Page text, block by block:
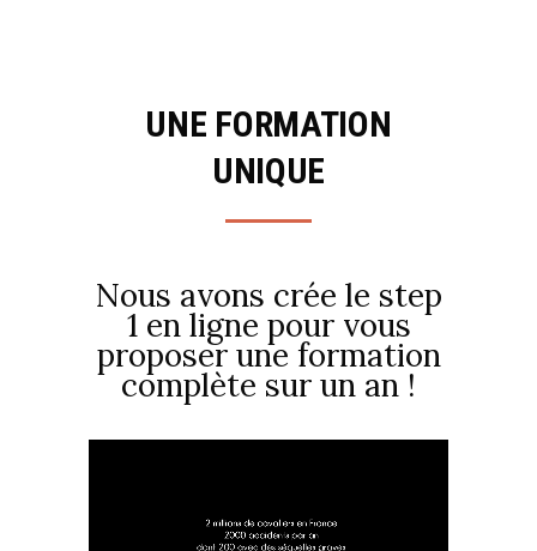
UNE FORMATION
UNIQUE
Nous avons crée le step
1 en ligne pour vous
proposer une formation
complète sur un an !